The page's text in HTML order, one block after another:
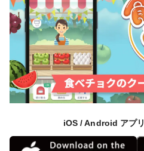
iOS / Android アプ